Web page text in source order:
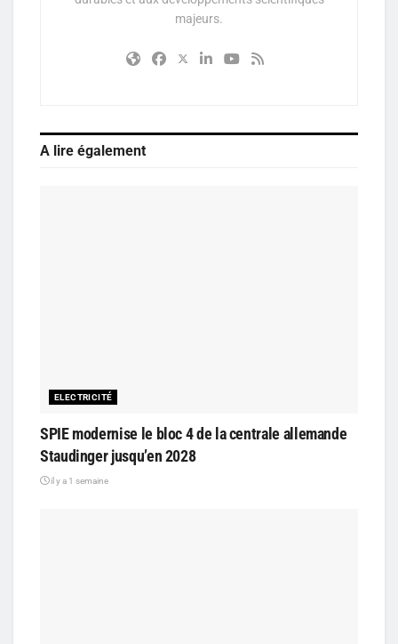
majeurs.
A lire également
ELECTRICITÉ
SPIE modernise le bloc 4 de la centrale allemande
Staudinger jusqu’en 2028
il y a 1 semaine